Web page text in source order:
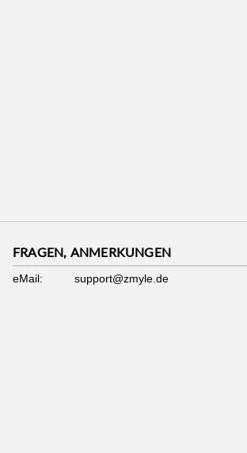
FRAGEN, ANMERKUNGEN
eMail: support@zmyle.de